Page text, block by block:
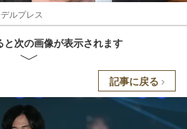
ルプレス
と次の画像が表示されます
記事に戻る